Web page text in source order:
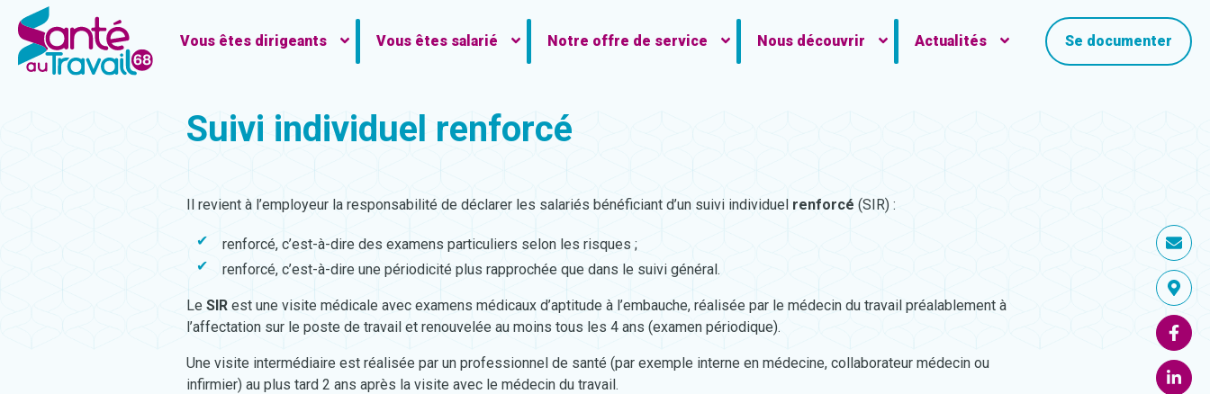
Vous êtes dirigeants Vous êtes salarié Notre offre de service Nous découvrir Actualités Se documenter
Suivi individuel renforcé
Il revient à l’employeur la responsabilité de déclarer les salariés bénéficiant d’un suivi individuel renforcé (SIR) :
renforcé, c’est-à-dire des examens particuliers selon les risques ;
renforcé, c’est-à-dire une périodicité plus rapprochée que dans le suivi général.
Le SIR est une visite médicale avec examens médicaux d’aptitude à l’embauche, réalisée par le médecin du travail préalablement à
l’affectation sur le poste de travail et renouvelée au moins tous les 4 ans (examen périodique).
Une visite intermédiaire est réalisée par un professionnel de santé (par exemple interne en médecine, collaborateur médecin ou
infirmier) au plus tard 2 ans après la visite avec le médecin du travail.